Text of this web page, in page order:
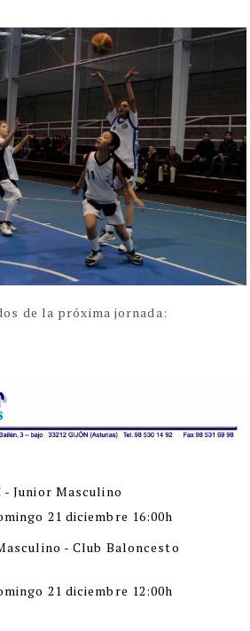
de la próxima jornada:
- Junior Masculino
21 diciembre 16:00h
- Club Baloncesto
21 diciembre 12:00h